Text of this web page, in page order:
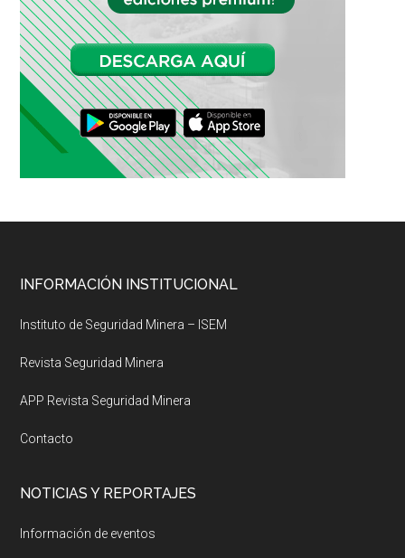
Footer
INFORMACIÓN INSTITUCIONAL
Instituto de Seguridad Minera – ISEM
Revista Seguridad Minera
APP Revista Seguridad Minera
Contacto
NOTICIAS Y REPORTAJES
Información de eventos